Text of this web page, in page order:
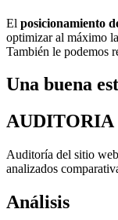
El posicionamiento
optimizar al máximo
También le podemos
Una buena
AUDITORIA
Auditoría del sitio
analizados
Análisis